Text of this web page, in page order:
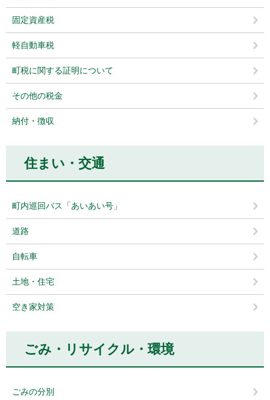
固定資産税
軽自動車税
町税に関する証明について
その他の税金
納付・徴収
住まい・交通
町内巡回バス「あいあい号」
道路
自転車
土地・住宅
空き家対策
ごみ・リサイクル・環境
ごみの分別